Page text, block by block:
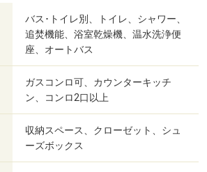
バス･トイレ別、トイレ、シャワー、
追焚機能、浴室乾燥機、温水洗浄便
座、オートバス
ガスコンロ可、カウンターキッチ
ン、コンロ2口以上
収納スペース、クローゼット、シュ
ーズボックス